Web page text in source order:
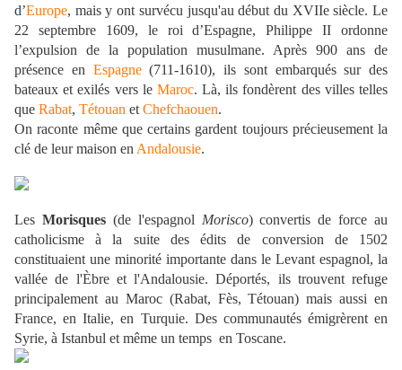
d’Europe, mais y ont survécu jusqu'au début du XVIIe siècle. Le
22 septembre 1609, le roi d’Espagne, Philippe II ordonne
l’expulsion de la population musulmane. Après 900 ans de
présence en Espagne(711-1610), ils sont embarqués sur des
bateaux et exilés vers le Maroc. Là, ils fondèrent des villes telles
que Rabat, Tétouan et Chefchaouen.
On raconte même que certains gardent toujours précieusement la
clé de leur maison en Andalousie.
Les Morisques(de l'espagnol Morisco) convertis de force au
catholicisme à la suite des édits de conversion de 1502
constituaient une minorité importante dans le Levant espagnol, la
vallée de l'Èbre et l'Andalousie. Déportés, ils trouvent refuge
principalement au Maroc (Rabat, Fès, Tétouan) mais aussi en
France, en Italie, en Turquie. Des communautés émigrèrent en
Syrie, à Istanbul et même un temps en Toscane.